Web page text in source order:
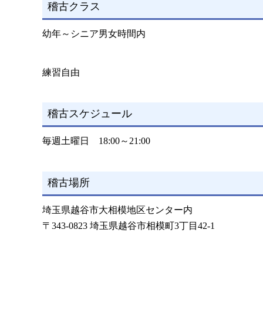
稽古クラス
幼年～シニア男女時間内
練習自由
稽古スケジュール
毎週土曜日 18:00～21:00
稽古場所
埼玉県越谷市大相模地区センター内
〒343-0823 埼玉県越谷市相模町3丁目42-1